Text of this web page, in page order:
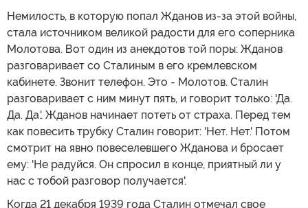
Немилость, в которую попал Жданов из-за этой войны,
стала источником великой радости для его соперника
Молотова. Вот один из анекдотов той поры: Жданов
разговаривает со Сталиным в его кремлевском
кабинете. Звонит телефон. Это - Молотов. Сталин
разговаривает с ним минут пять, и говорит только: 'Да.
Да. Да.'. Жданов начинает потеть от страха. Перед тем
как повесить трубку Сталин говорит: 'Нет. Нет.' Потом
смотрит на явно повеселевшего Жданова и бросает
ему: 'Не радуйся. Он спросил в конце, приятный ли у
нас с тобой разговор получается'.
Когда 21 декабря 1939 года Сталин отмечал свое